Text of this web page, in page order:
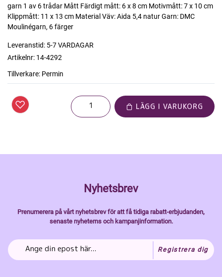
garn 1 av 6 trådar Mått Färdigt mått: 6 x 8 cm Motivmått: 7 x 10 cm
Klippmått: 11 x 13 cm Material Väv: Aida 5,4 natur Garn: DMC
Moulinégarn, 6 färger
Leveranstid: 5-7 VARDAGAR
Artikelnr: 14-4292
Tillverkare: Permin
LÄGG I VARUKORG
Nyhetsbrev
Prenumerera på vårt nyhetsbrev för att få tidiga rabatt-erbjudanden,
senaste nyheterns och kampanjinformation.
Registrera dig